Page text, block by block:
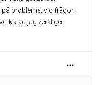
problemet vid frågor.
jag verkligen